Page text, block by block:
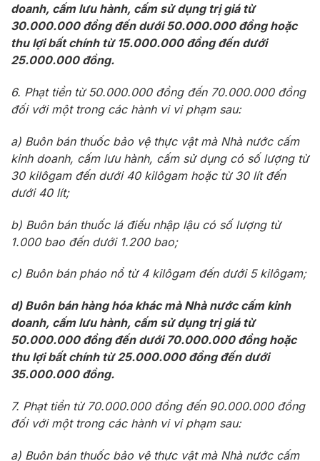
doanh, cấm lưu hành, cấm sử dụng trị giá từ
30.000.000 đồng đến dưới 50.000.000 đồng hoặc
thu lợi bất chính từ 15.000.000 đồng đến dưới
25.000.000 đồng.
6. Phạt tiền từ 50.000.000 đồng đến 70.000.000 đồng
đối với một trong các hành vi vi phạm sau:
a) Buôn bán thuốc bảo vệ thực vật mà Nhà nước cấm
kinh doanh, cấm lưu hành, cấm sử dụng có số lượng từ
30 kilôgam đến dưới 40 kilôgam hoặc từ 30 lít đến
dưới 40 lít;
b) Buôn bán thuốc lá điếu nhập lậu có số lượng từ
1.000 bao đến dưới 1.200 bao;
c) Buôn bán pháo nổ từ 4 kilôgam đến dưới 5 kilôgam;
d) Buôn bán hàng hóa khác mà Nhà nước cấm kinh
doanh, cấm lưu hành, cấm sử dụng trị giá từ
50.000.000 đồng đến dưới 70.000.000 đồng hoặc
thu lợi bất chính từ 25.000.000 đồng đến dưới
35.000.000 đồng.
7. Phạt tiền từ 70.000.000 đồng đến 90.000.000 đồng
đối với một trong các hành vi vi phạm sau:
a) Buôn bán thuốc bảo vệ thực vật mà Nhà nước cấm